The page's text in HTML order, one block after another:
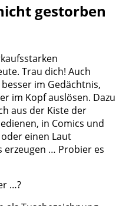
gestorben
Trau dich! Auch
im Gedächtnis,
im Kopf auslösen. Dazu
aus der Kiste der
in Comics und
einen Laut
… Probier es
…?